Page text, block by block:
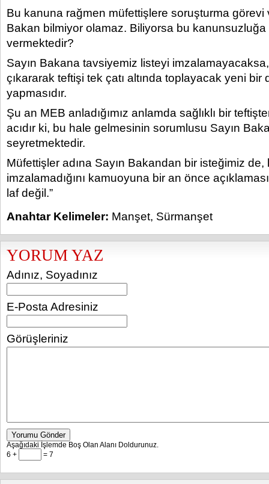
Bu kanuna rağmen müfettişlere soruşturma görevi
Bakan bilmiyor olamaz. Biliyorsa bu kanunsuzluğa
vermektedir?
Sayın Bakana tavsiyemiz listeyi imzalamayacaksa,
çıkararak teftişi tek çatı altında toplayacak yeni bir
yapmasıdır.
Şu an MEB anladığımız anlamda sağlıklı bir
acıdır ki, bu hale gelmesinin sorumlusu Sayın
seyretmektedir.
Müfettişler adına Sayın Bakandan bir isteğimiz
imzalamadığını kamuoyuna bir an önce
laf değil.”
Anahtar Kelimeler: Manşet, Sürmanşet
YORUM YAZ
Adınız, Soyadınız
E-Posta Adresiniz
Görüşleriniz
Yorumu Gönder
Aşağıdaki İşlemde Boş Olan Alanı Doldurunuz.
6 +
= 7